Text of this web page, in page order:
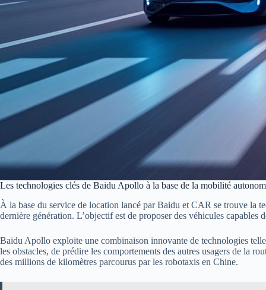
Les technologies clés de Baidu Apollo à la base de la mobilité
À la base du service de location lancé par Baidu et CAR se trouve la
dernière génération. L’objectif est de proposer des véhicules
Baidu Apollo exploite une combinaison innovante de technologies
les obstacles, de prédire les comportements des autres usagers de la
des millions de kilomètres parcourus par les robotaxis en Chine.